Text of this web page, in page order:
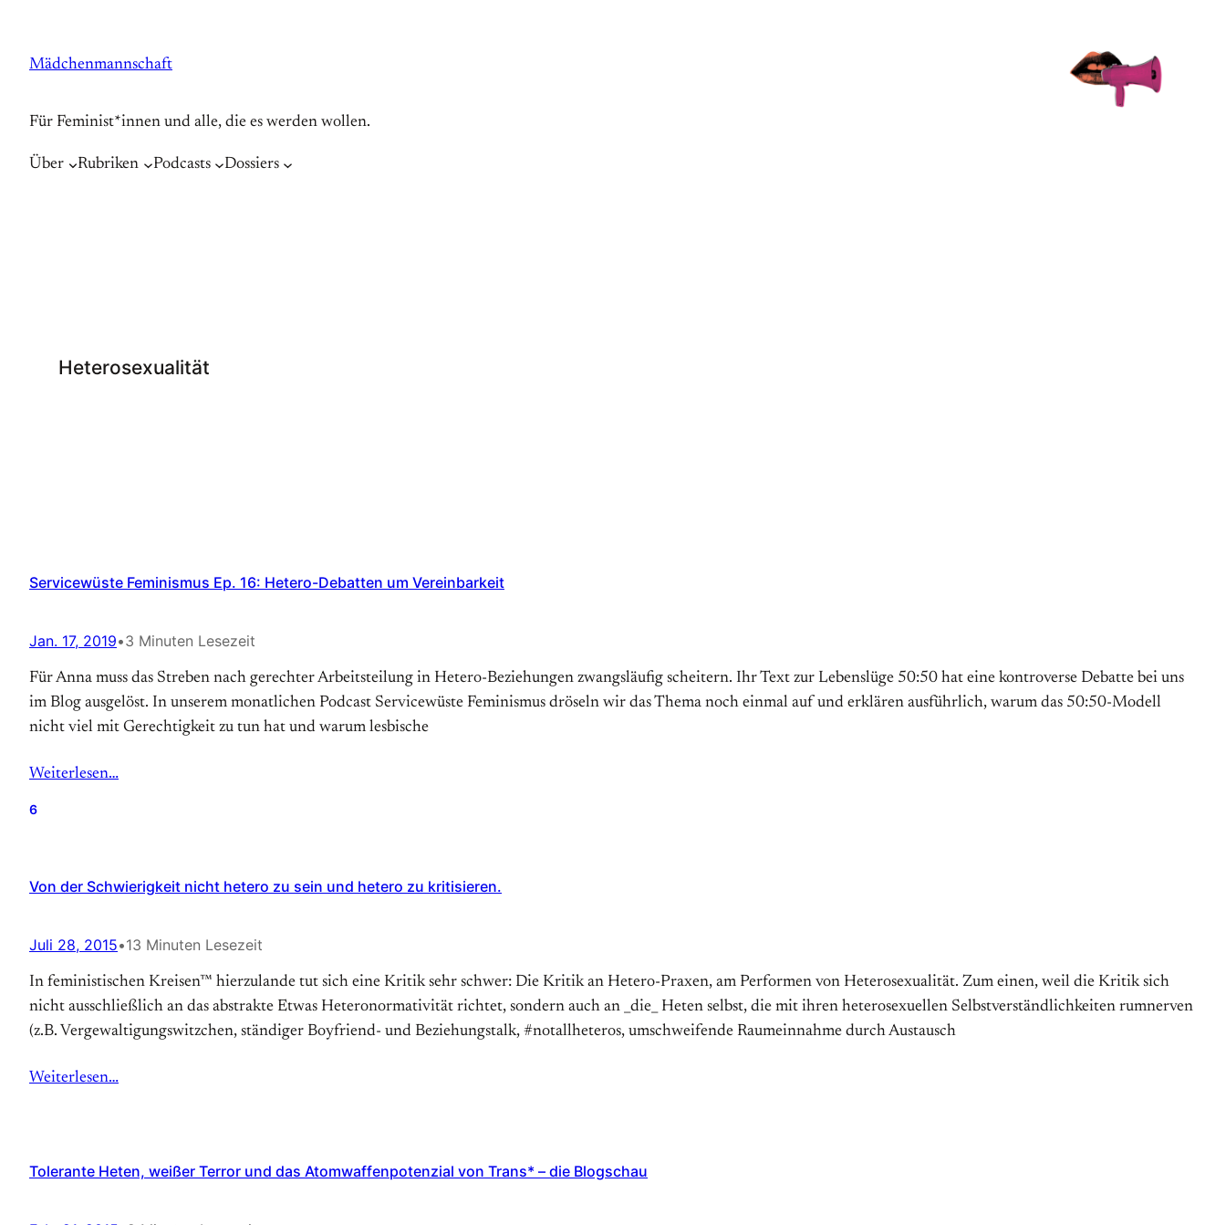
springen
Mädchenmannschaft
Für Feminist*innen und alle, die es werden wollen.
Über Rubriken Podcasts Dossiers
Heterosexualität
Servicewüste Feminismus Ep. 16: Hetero-Debatten um Vereinbarkeit
Jan. 17, 2019•3 Minuten Lesezeit
Für Anna muss das Streben nach gerechter Arbeitsteilung in Hetero-Beziehungen zwangsläufig scheitern. Ihr Text zur Lebenslüge 50:50 hat eine kontroverse Debatte bei uns
im Blog ausgelöst. In unserem monatlichen Podcast Servicewüste Feminismus dröseln wir das Thema noch einmal auf und erklären ausführlich, warum das 50:50-Modell
nicht viel mit Gerechtigkeit zu tun hat und warum lesbische
Weiterlesen…
6
Von der Schwierigkeit nicht hetero zu sein und hetero zu kritisieren.
Juli 28, 2015•13 Minuten Lesezeit
In feministischen Kreisen™ hierzulande tut sich eine Kritik sehr schwer: Die Kritik an Hetero-Praxen, am Performen von Heterosexualität. Zum einen, weil die Kritik sich
nicht ausschließlich an das abstrakte Etwas Heteronormativität richtet, sondern auch an _die_ Heten selbst, die mit ihren heterosexuellen Selbstverständlichkeiten rumnerven
(z.B. Vergewaltigungswitzchen, ständiger Boyfriend- und Beziehungstalk, #notallheteros, umschweifende Raumeinnahme durch Austausch
Weiterlesen…
Tolerante Heten, weißer Terror und das Atomwaffenpotenzial von Trans* – die Blogschau